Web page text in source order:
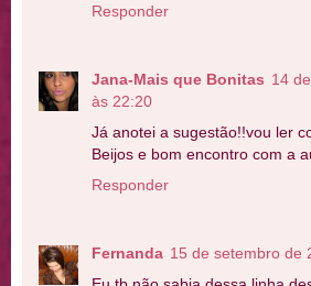
Responder
Jana-Mais que Bonitas 14
às 22:20
Já anotei a sugestão!!vou ler
Beijos e bom encontro com a
Responder
Fernanda 15 de setembro de